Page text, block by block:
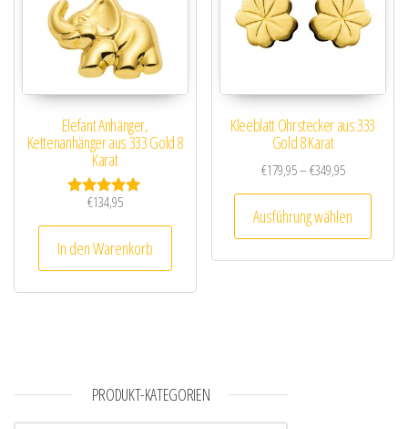
Elefant Anhänger,
Kettenanhänger aus 333 Gold 8
Karat
Bewertet mit
€134,95
In den Warenkorb
Kleeblatt Ohrstecker aus 333
Gold 8 Karat
€179,95–€349,95Preisspanne:
Ausführung wählen
PRODUKT-KATEGORIEN